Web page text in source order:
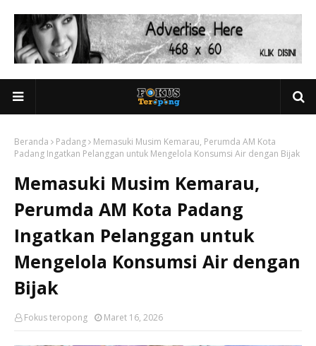
Beranda Padang
Memasuki Musim Kemarau, Perumda AM Kota
Padang Ingatkan Pelanggan untuk Mengelola Konsumsi Air dengan Bijak
Memasuki Musim Kemarau,
Perumda AM Kota Padang
Ingatkan Pelanggan untuk
Mengelola Konsumsi Air dengan
Bijak
Fokus teropong Maret 16, 2026